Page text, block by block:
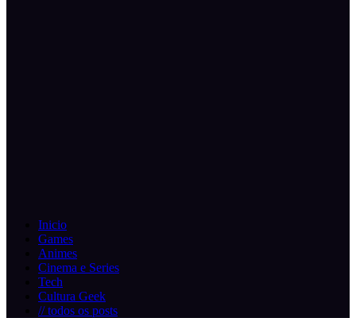
Inicio
Games
Animes
Cinema e Series
Tech
Cultura Geek
// todos os posts